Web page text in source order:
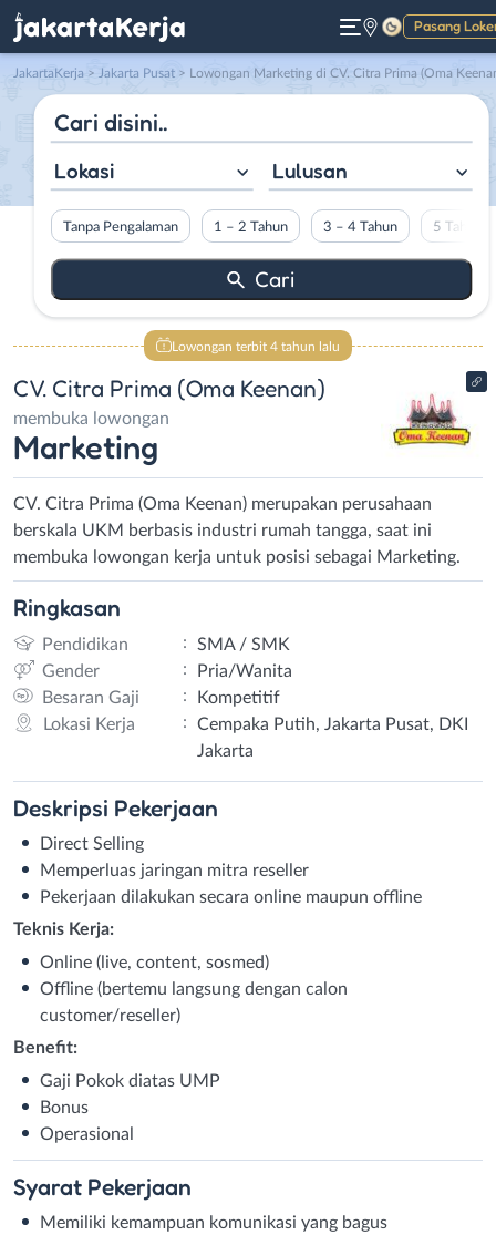
Pasang
Gelap
JakartaKerja > Jakarta Pusat > Lowongan Marketing di CV. Citra Prima (Oma
Lokasi Lulusan
Tanpa Pengalaman 1 – 2 Tahun 3 – 4 Tahun 5 Tahun
Lowongan terbit 4 tahun lalu
CV. Citra Prima (Oma Keenan)
membuka lowongan
Marketing
CV. Citra Prima (Oma Keenan) merupakan perusahaan
berskala UKM berbasis industri rumah tangga, saat ini
membuka lowongan kerja untuk posisi sebagai Marketing.
Ringkasan
Pendidikan :
SMA / SMK
Gender
:
Pria/Wanita
Besaran Gaji
:
Kompetitif
Lokasi Kerja
:
Cempaka Putih, Jakarta Pusat, DKI
Jakarta
Deskripsi Pekerjaan
Direct Selling
Memperluas jaringan mitra reseller
Pekerjaan dilakukan secara online maupun offline
Teknis Kerja:
Online (live, content, sosmed)
Offline (bertemu langsung dengan calon
customer/reseller)
Benefit:
Gaji Pokok diatas UMP
Bonus
Operasional
Syarat Pekerjaan
Memiliki kemampuan komunikasi yang bagus